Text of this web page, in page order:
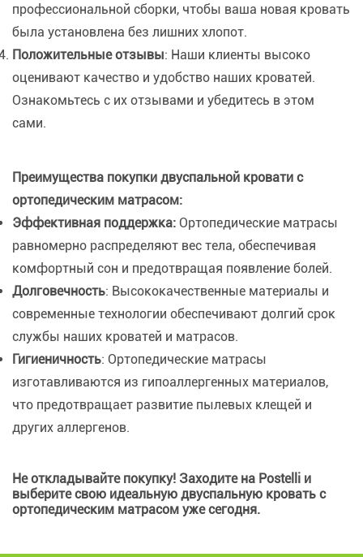
профессиональной сборки, чтобы ваша новая кровать
была установлена без лишних хлопот.
Положительные отзывы: Наши клиенты высоко
оценивают качество и удобство наших кроватей.
Ознакомьтесь с их отзывами и убедитесь в этом
сами.
Преимущества покупки двуспальной кровати с
ортопедическим матрасом:
Эффективная поддержка: Ортопедические матрасы
равномерно распределяют вес тела, обеспечивая
комфортный сон и предотвращая появление болей.
Долговечность: Высококачественные материалы и
современные технологии обеспечивают долгий срок
службы наших кроватей и матрасов.
Гигиеничность: Ортопедические матрасы
изготавливаются из гипоаллергенных материалов,
что предотвращает развитие пылевых клещей и
других аллергенов.
Не откладывайте покупку! Заходите на Postelli и
выберите свою идеальную двуспальную кровать с
ортопедическим матрасом уже сегодня.